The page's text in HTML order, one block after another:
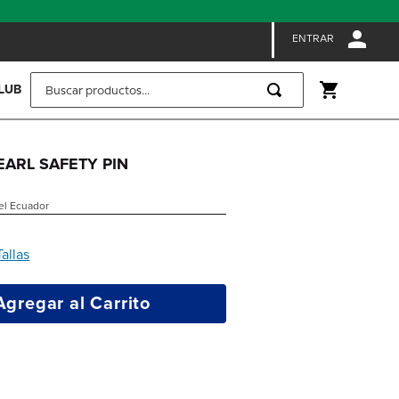
ENTRAR
SAFETY PIN
Ecuador
al Carrito